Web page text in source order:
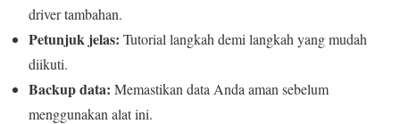
driver tambahan.
Petunjuk jelas: Tutorial langkah demi langkah yang mudah
diikuti.
Backup data: Memastikan data Anda aman sebelum
menggunakan alat ini.